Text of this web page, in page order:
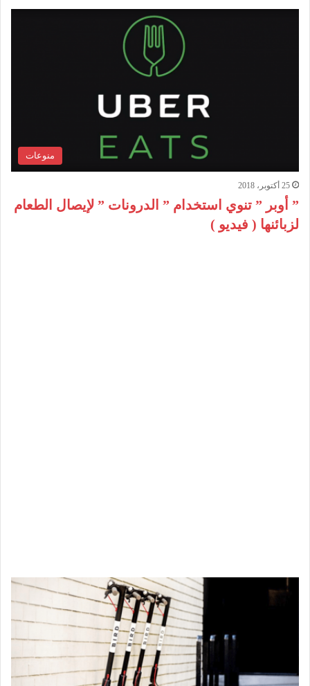
منوعات
25 أكتوبر، 2018
” أوبر ” تنوي استخدام ” الدرونات ” لإيصال الطعام
لزبائنها ( فيديو )